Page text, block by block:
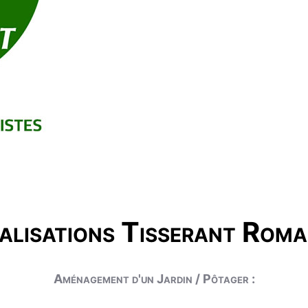
Tisserant
Aménagement d'un Jardin / Pôtager :